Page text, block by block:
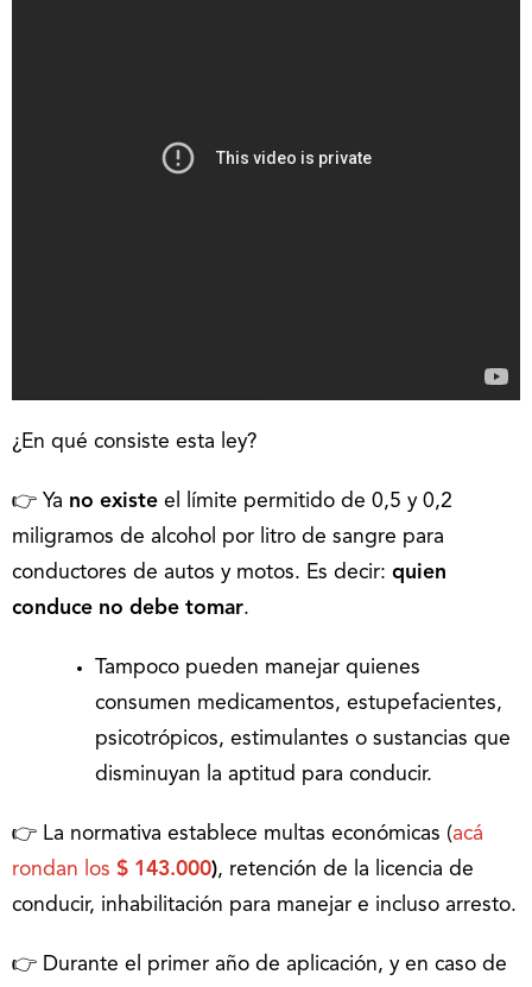
¿En qué consiste esta ley?
👉 Ya no existe el límite permitido de 0,5 y 0,2
miligramos de alcohol por litro de sangre para
conductores de autos y motos. Es decir: quien
conduce no debe tomar.
Tampoco pueden manejar quienes
consumen medicamentos, estupefacientes,
psicotrópicos, estimulantes o sustancias que
disminuyan la aptitud para conducir.
👉 La normativa establece multas económicas (acá
rondan los $ 143.000), retención de la licencia de
conducir, inhabilitación para manejar e incluso arresto.
👉 Durante el primer año de aplicación, y en caso de